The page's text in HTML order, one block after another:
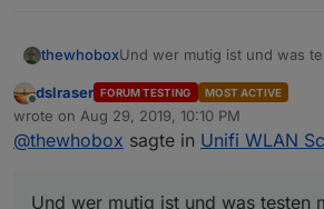
thewhoboxUnd wer mutig ist und was
Ist nun noch kleiner.
Datenpunkte werden nun
Es gibt nur noch ein
mit dem aktuellen Status
Spoiler
Offline
dslraser FORUM TESTING MOST ACTIVE
wrote on Aug 29, 2019, 10:10 PM
last edited by
@thewhobox sagte in Unifi WLAN
Und wer mutig ist und was testen